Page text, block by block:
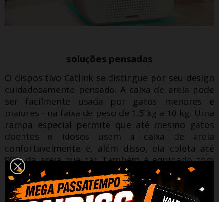
soluções pensadas
O dispositivo Catlink se distingue por seu design
cuidadosamente pensado. A caixa de areia pode
ser facilmente usada por gatos menores e
maiores - na faixa de peso de 1,5 kg a 10 kg. Uma
rampa especial permite que até mesmo gatos
doentes e idosos usem a caixa de areia
confortavelmente e, além disso, ela coleta até
99% da areia que cai.Também é equipado com
uma luz, que ajuda os animais de estimação a
usar o dispositivo à noite.O esvaziamento é
extremamente fácil e rápido.